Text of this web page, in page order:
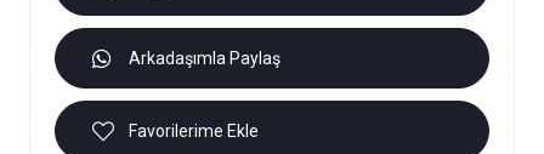
Arkadaşımla Paylaş
Favorilerime Ekle